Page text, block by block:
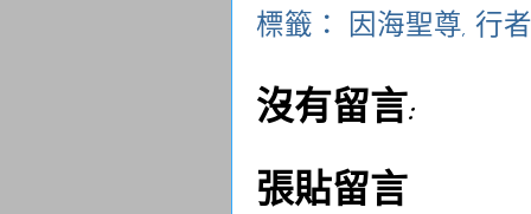
標籤：
因海聖尊, 行
沒有留言:
張貼留言